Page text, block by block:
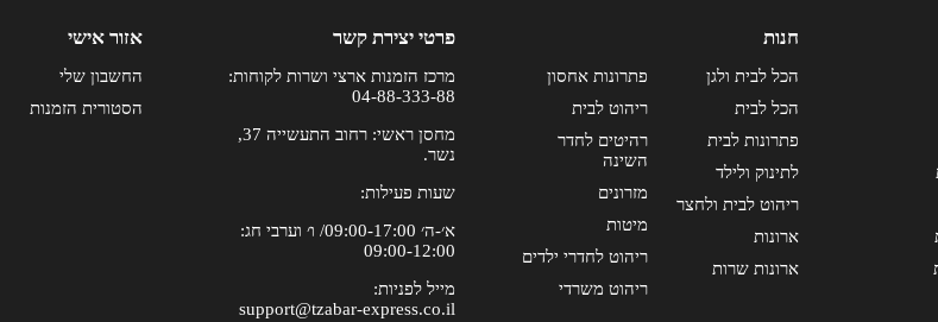
חנות
הכל לבית ולגן
הכל לבית
פתרונות לבית
לתינוק ולילד
ריהוט לבית ולחצר
ארונות
ארונות שרות
פתרונות אחסון
ריהוט לבית
רהיטים לחדר
השינה
מזרונים
מיטות
ריהוט לחדרי ילדים
ריהוט משרדי
פרטי יצירת קשר
מרכז הזמנות ארצי ושרות לקוחות:
04-88-333-88
מחסן ראשי: רחוב התעשייה 37,
נשר.
שעות פעילות:
א׳-ה׳ 09:00-17:00/ ו׳ וערבי חג:
09:00-12:00
מייל לפניות:
support@tzabar-express.co.il
אזור אישי
החשבון שלי
הסטורית הזמנות